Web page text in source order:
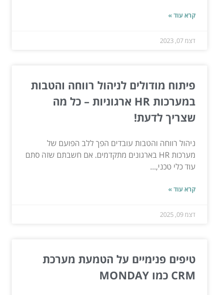
קרא עוד »
דצמ 07, 2023
פיתוח מודולים לניהול רווחה והטבות
במערכות HR ארגוניות – כל מה
שצריך לדעת!
ניהול רווחה והטבות עובדים הפך ללב הפועם של
מערכות HR בארגונים מתקדמים. אם חשבתם שזה סתם
עוד כלי טכני,...
קרא עוד »
דצמ 09, 2025
טיפים פנימיים על הטמעת מערכת
CRM כמו MONDAY